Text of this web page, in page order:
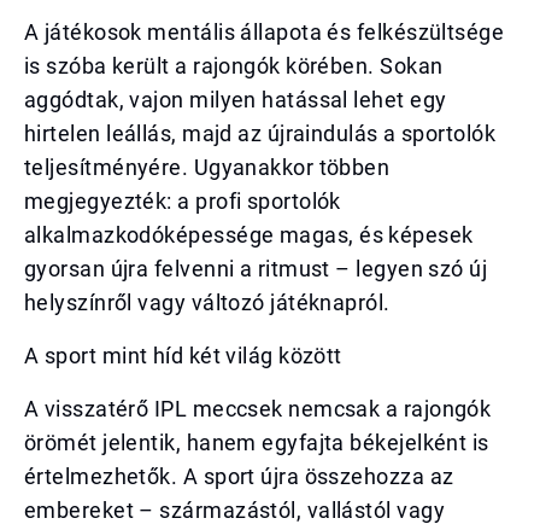
A játékosok mentális állapota és felkészültsége
is szóba került a rajongók körében. Sokan
aggódtak, vajon milyen hatással lehet egy
hirtelen leállás, majd az újraindulás a sportolók
teljesítményére. Ugyanakkor többen
megjegyezték: a profi sportolók
alkalmazkodóképessége magas, és képesek
gyorsan újra felvenni a ritmust – legyen szó új
helyszínről vagy változó játéknapról.
A sport mint híd két világ között
A visszatérő IPL meccsek nemcsak a rajongók
örömét jelentik, hanem egyfajta békejelként is
értelmezhetők. A sport újra összehozza az
embereket – származástól, vallástól vagy